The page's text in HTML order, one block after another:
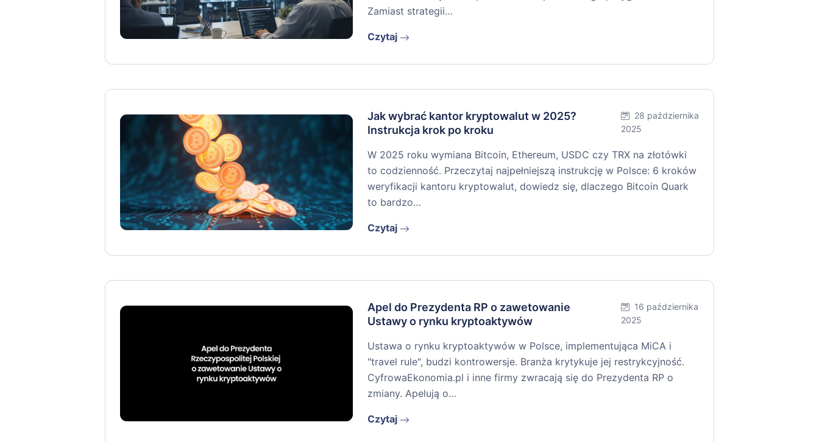
Zamiast strategii…
Czytaj
Jak wybrać kantor kryptowalut w 2025?
Instrukcja krok po kroku
28 października
2025
W 2025 roku wymiana Bitcoin, Ethereum, USDC czy TRX na złotówki
to codzienność. Przeczytaj najpełniejszą instrukcję w Polsce: 6 kroków
weryfikacji kantoru kryptowalut, dowiedz się, dlaczego Bitcoin Quark
to bardzo…
Czytaj
Apel do Prezydenta RP o zawetowanie
Ustawy o rynku kryptoaktywów
16 października
2025
Ustawa o rynku kryptoaktywów w Polsce, implementująca MiCA i
"travel rule", budzi kontrowersje. Branża krytykuje jej restrykcyjność.
CyfrowaEkonomia.pl i inne firmy zwracają się do Prezydenta RP o
zmiany. Apelują o…
Czytaj